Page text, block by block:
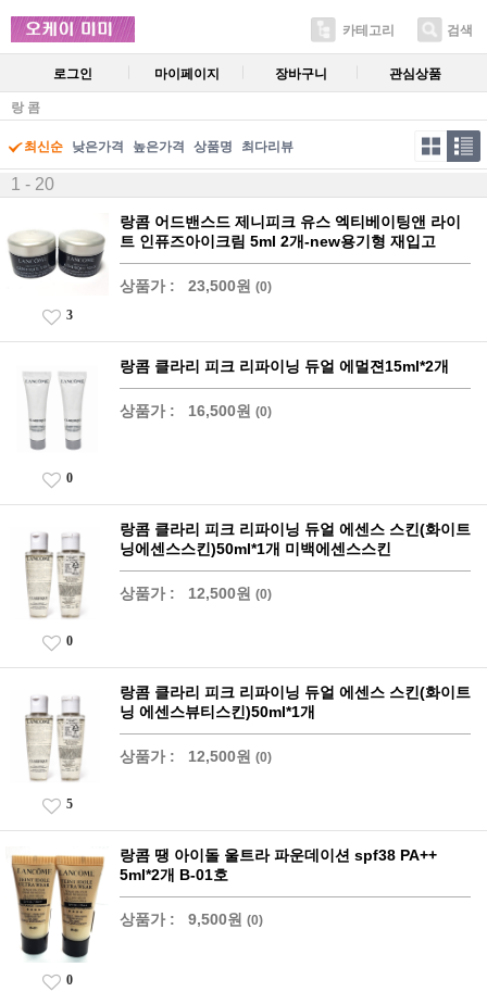
카테고리 검색
로그인 마이페이지 장바구니 관심상품
랑 콤
최신순 낮은가격 높은가격 상품명 최다리뷰
1 - 20
랑콤 어드밴스드 제니피크 유스 엑티베이팅앤 라이
트 인퓨즈아이크림 5ml 2개-new용기형 재입고
상품가 : 23,500원 (0)
3
랑콤 클라리 피크 리파이닝 듀얼 에멀젼15ml*2개
상품가 : 16,500원 (0)
0
랑콤 클라리 피크 리파이닝 듀얼 에센스 스킨(화이트
닝에센스스킨)50ml*1개 미백에센스스킨
상품가 : 12,500원 (0)
0
랑콤 클라리 피크 리파이닝 듀얼 에센스 스킨(화이트
닝 에센스뷰티스킨)50ml*1개
상품가 : 12,500원 (0)
5
랑콤 땡 아이돌 울트라 파운데이션 spf38 PA++
5ml*2개 B-01호
상품가 : 9,500원 (0)
0